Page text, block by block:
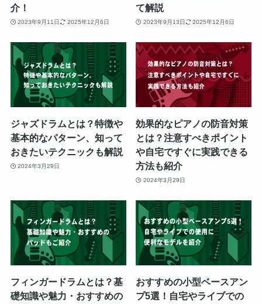
介！
2023年9月11日 2025年12月6日
て解説
2023年9月13日 2025年12月6日
ジャズドラムとは？特徴や
基本的なパターン、知って
おきたいテクニックも解説
2024年3月29日
効果的なピアノの防音対策
とは？注意すべきポイント
や自宅ですぐに実践できる
方法も紹介
2024年3月29日
フィンガードラムとは？基
礎知識や魅力・おすすめの
おすすめの小型ベースアン
プ5選！自宅やライブでの